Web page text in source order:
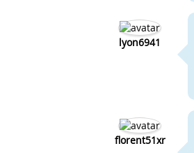
lyon6941
florent51xr